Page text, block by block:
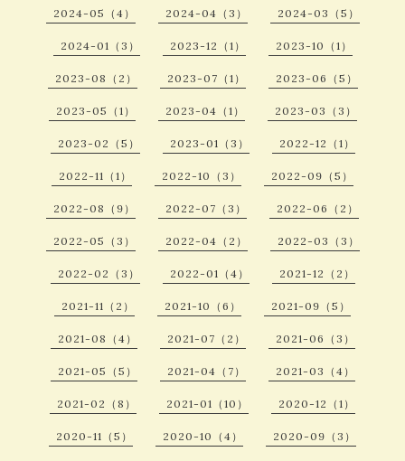
2024-05（4） 2024-04（3） 2024-03（5）
2024-01（3） 2023-12（1） 2023-10（1）
2023-08（2） 2023-07（1） 2023-06（5）
2023-05（1） 2023-04（1） 2023-03（3）
2023-02（5） 2023-01（3） 2022-12（1）
2022-11（1） 2022-10（3） 2022-09（5）
2022-08（9） 2022-07（3） 2022-06（2）
2022-05（3） 2022-04（2） 2022-03（3）
2022-02（3） 2022-01（4） 2021-12（2）
2021-11（2） 2021-10（6） 2021-09（5）
2021-08（4） 2021-07（2） 2021-06（3）
2021-05（5） 2021-04（7） 2021-03（4）
2021-02（8） 2021-01（10） 2020-12（1）
2020-11（5） 2020-10（4） 2020-09（3）